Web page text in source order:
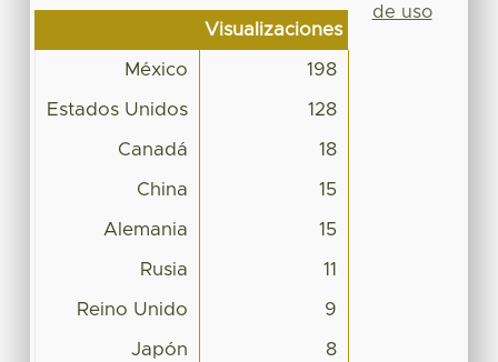
Visualizaciones
México 198
Estados Unidos 128
Canadá 18
China 15
Alemania 15
Rusia 11
Reino Unido 9
Japón 8
de uso